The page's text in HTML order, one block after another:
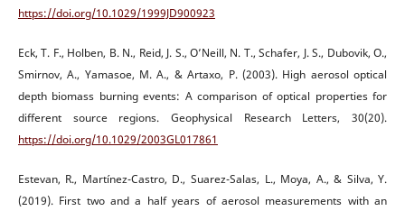
https://doi.org/10.1029/1999JD900923
Eck, T. F., Holben, B. N., Reid, J. S., O’Neill, N. T., Schafer, J. S., Dubovik, O.,
Smirnov, A., Yamasoe, M. A., & Artaxo, P. (2003). High aerosol optical
depth biomass burning events: A comparison of optical properties for
different source regions. Geophysical Research Letters, 30(20).
https://doi.org/10.1029/2003GL017861
Estevan, R., Martínez-Castro, D., Suarez-Salas, L., Moya, A., & Silva, Y.
(2019). First two and a half years of aerosol measurements with an